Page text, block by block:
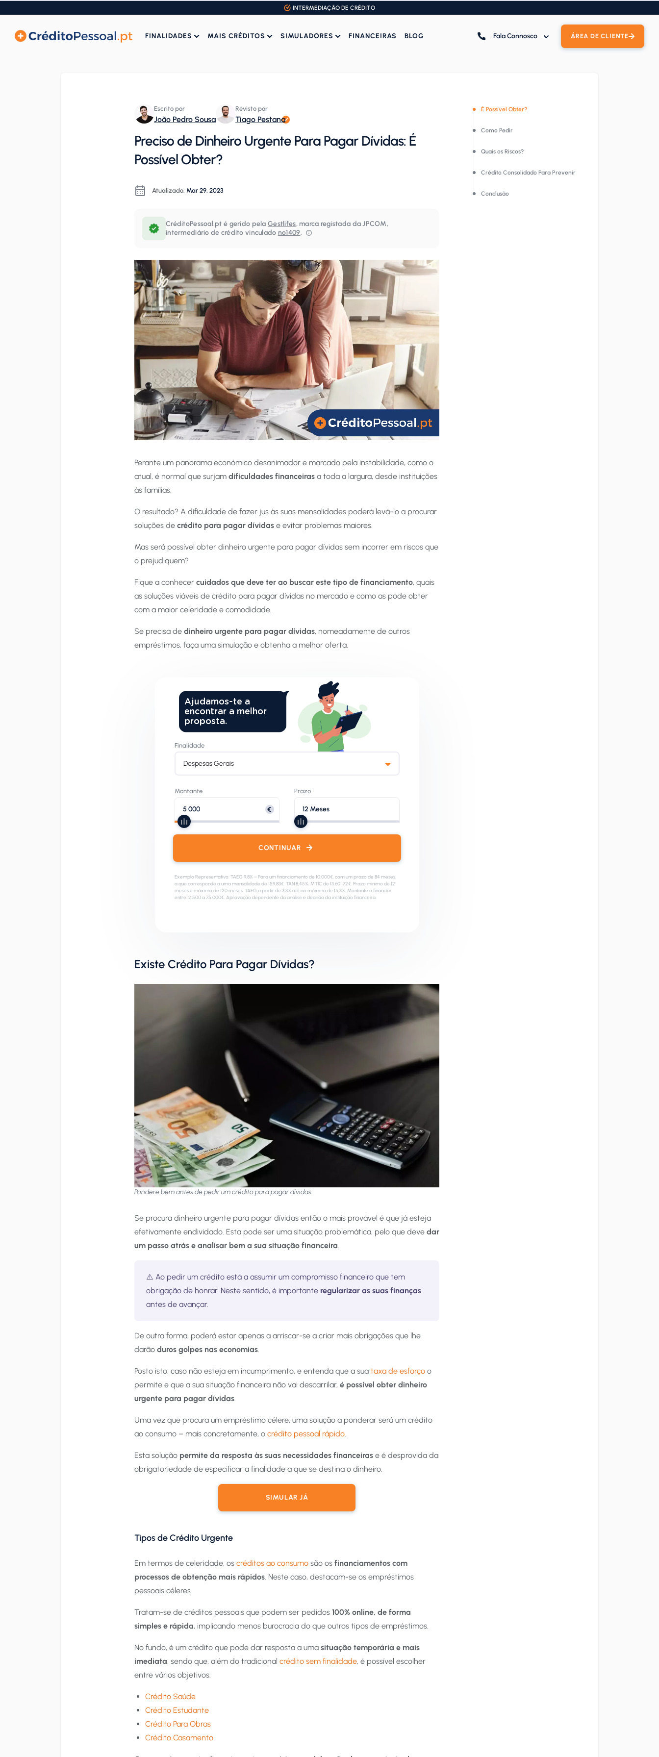
INTERMEDIAÇÃO DE CRÉDITO
FINALIDADES MAIS CRÉDITOS SIMULADORES FINANCEIRAS BLOG Fala Connosco ÁREA DE CLIENTE
Escrito por
João Pedro Sousa
Revisto por
Tiago Pestana
Preciso de Dinheiro Urgente Para Pagar Dívidas: É
Possível Obter?
Atualizado: Mar 29, 2023
CréditoPessoal.pt é gerido pela Gestlifes, marca registada da JPCOM,
intermediário de crédito vinculado nº1409.⁠
Perante um panorama económico desanimador e marcado pela instabilidade, como o
atual, é normal que surjam dificuldades financeiras a toda a largura, desde instituições
às famílias.
O resultado? A dificuldade de fazer jus às suas mensalidades poderá levá-lo a procurar
soluções de crédito para pagar dívidas e evitar problemas maiores.
Mas será possível obter dinheiro urgente para pagar dívidas sem incorrer em riscos que
o prejudiquem?
Fique a conhecer cuidados que deve ter ao buscar este tipo de financiamento, quais
as soluções viáveis de crédito para pagar dívidas no mercado e como as pode obter
com a maior celeridade e comodidade.
Se precisa de dinheiro urgente para pagar dívidas, nomeadamente de outros
empréstimos, faça uma simulação e obtenha a melhor oferta.
Ajudamos-te a
encontrar a melhor
proposta.
Finalidade
Despesas Gerais
Montante Prazo
CONTINUAR
Exemplo Representativo: TAEG 9,8% – Para um financiamento de 10.000€, com um prazo de 84 meses,
a que corresponde a uma mensalidade de 159,83€. TAN 8,45%. MTIC de 13.601,72€. Prazo mínimo de 12
meses e máximo de 120 meses. TAEG a partir de 3,3% até ao máximo de 15,3%. Montante a financiar
entre: 2.500 a 75.000€. Aprovação dependente da análise e decisão da instituição financeira.
Existe Crédito Para Pagar Dívidas?
Pondere bem antes de pedir um crédito para pagar dívidas
Se procura dinheiro urgente para pagar dívidas então o mais provável é que já esteja
efetivamente endividado. Esta pode ser uma situação problemática, pelo que deve dar
um passo atrás e analisar bem a sua situação financeira.
⚠️ Ao pedir um crédito está a assumir um compromisso financeiro que tem
obrigação de honrar. Neste sentido, é importante regularizar as suas finanças
antes de avançar.
De outra forma, poderá estar apenas a arriscar-se a criar mais obrigações que lhe
darão duros golpes nas economias.
Posto isto, caso não esteja em incumprimento, e entenda que a sua taxa de esforço o
permite e que a sua situação financeira não vai descarrilar, é possível obter dinheiro
urgente para pagar dívidas.
Uma vez que procura um empréstimo célere, uma solução a ponderar será um crédito
ao consumo – mais concretamente, o crédito pessoal rápido.
Esta solução permite da resposta às suas necessidades financeiras e é desprovida da
obrigatoriedade de especificar a finalidade a que se destina o dinheiro.
SIMULAR JÁ
Tipos de Crédito Urgente
Em termos de celeridade, os créditos ao consumo são os financiamentos com
processos de obtenção mais rápidos. Neste caso, destacam-se os empréstimos
pessoais céleres.
Tratam-se de créditos pessoais que podem ser pedidos 100% online, de forma
simples e rápida, implicando menos burocracia do que outros tipos de empréstimos.
No fundo, é um crédito que pode dar resposta a uma situação temporária e mais
imediata, sendo que, além do tradicional crédito sem finalidade, é possível escolher
entre vários objetivos:
Crédito Saúde
Crédito Estudante
Crédito Para Obras
Crédito Casamento
É Possível Obter?
Como Pedir
Quais os Riscos?
Crédito Consolidado Para Prevenir
Conclusão